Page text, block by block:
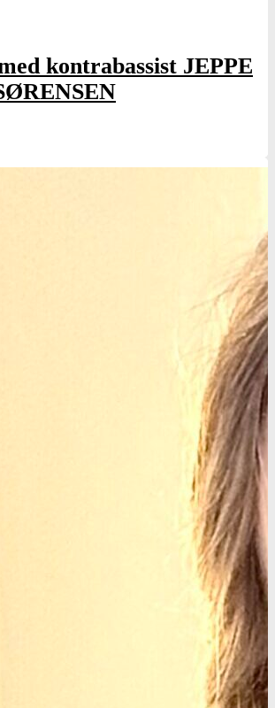
kontrabassist JEPPE